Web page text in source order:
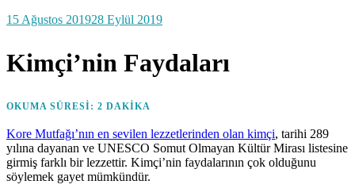
by SosyalAnneBaba
Posted
15 Ağustos 201928 Eylül 2019
Kimçi’nin Faydaları
OKUMA SÜRESI: 2 DAKIKA
Kore Mutfağı’nın en sevilen lezzetlerinden olan kimçi, tarihi 289
yılına dayanan ve UNESCO Somut Olmayan Kültür Mirası listesine
girmiş farklı bir lezzettir. Kimçi’nin faydalarının çok olduğunu
söylemek gayet mümkündür.